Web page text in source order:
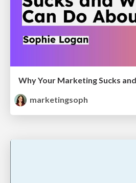
marketingsoph